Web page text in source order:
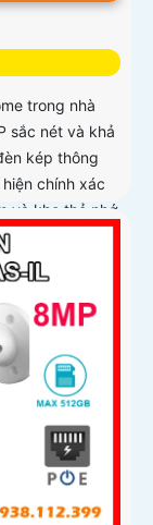
trong nhà
sắc nét và khả
kép thông
chính xác
và khe thẻ nhớ
chi tiết, hỗ
hiệu quả